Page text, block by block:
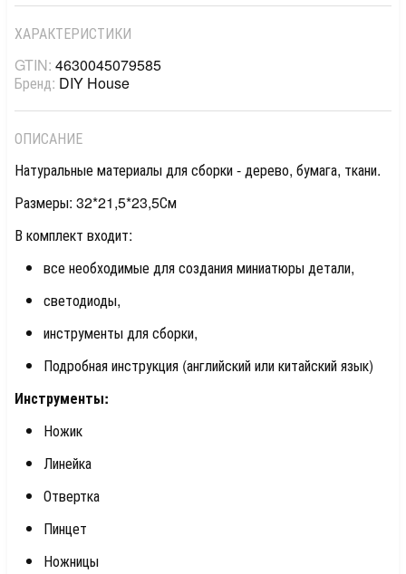
ХАРАКТЕРИСТИКИ
GTIN: 4630045079585
Бренд: DIY House
ОПИСАНИЕ
Натуральные материалы для сборки - дерево, бумага, ткани.
Размеры: 32*21,5*23,5См
В комплект входит:
все необходимые для создания миниатюры детали,
светодиоды,
инструменты для сборки,
Подробная инструкция (английский или китайский язык)
Инструменты:
Ножик
Линейка
Отвертка
Пинцет
Ножницы